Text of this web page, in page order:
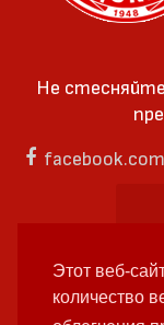
Этот веб-
количество
Не